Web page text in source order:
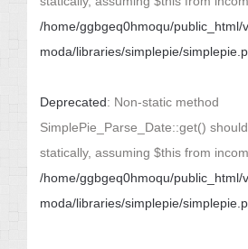
/home/ggbgeq0hmoqu/public_html/
moda/libraries/simplepie/
Deprecated: Non-static method
SimplePie_Parse_Date::get()
statically, assuming $this from
/home/ggbgeq0hmoqu/public_html/
moda/libraries/simplepie/